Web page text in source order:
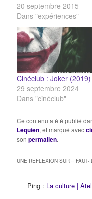
on s'en passer ?" 2) Les
préjugés aident-ils à
structurer nos
comportements ? Extrait
de l'émission d'Arte
X:enius sur "Les
préjugés : peut-on s'en
passer ?"
20 septembre 2015
Dans "expériences"
Cinéclub : Joker (2019)
29 septembre 2024
Dans "cinéclub"
Ce contenu a été publié
Lequien, et marqué avec
sonpermalien.
UNE RÉFLEXION SUR «
Ping : La culture |